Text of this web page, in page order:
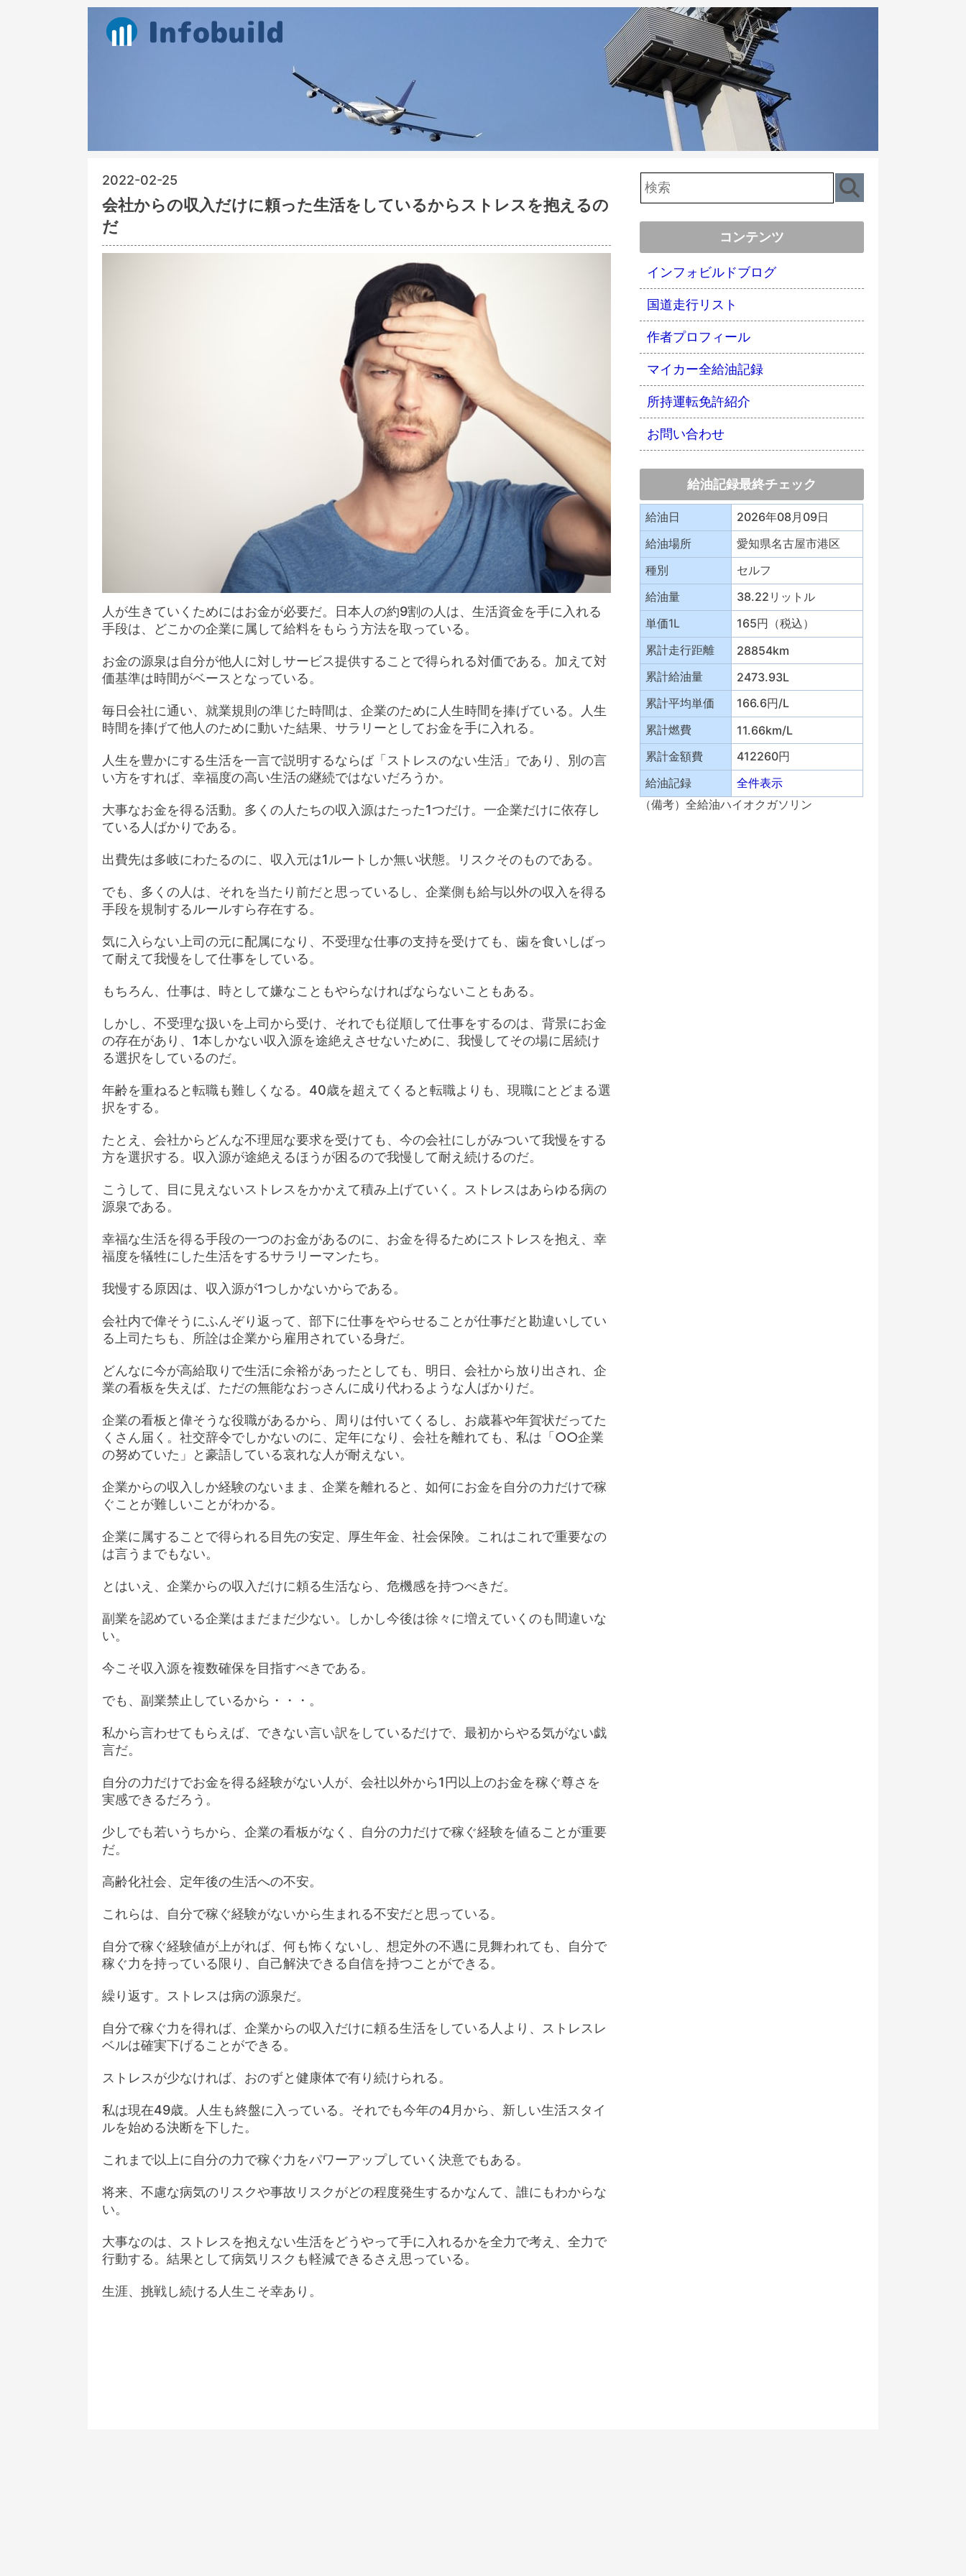
2022-02-25
会社からの収入だけに頼った生活をしているからストレスを抱えるの
だ
人が生きていくためにはお金が必要だ。日本人の約9割の人は、生活資金を手に入れる
手段は、どこかの企業に属して給料をもらう方法を取っている。
お金の源泉は自分が他人に対しサービス提供することで得られる対価である。加えて対
価基準は時間がベースとなっている。
毎日会社に通い、就業規則の準じた時間は、企業のために人生時間を捧げている。人生
時間を捧げて他人のために動いた結果、サラリーとしてお金を手に入れる。
人生を豊かにする生活を一言で説明するならば「ストレスのない生活」であり、別の言
い方をすれば、幸福度の高い生活の継続ではないだろうか。
大事なお金を得る活動。多くの人たちの収入源はたった1つだけ。一企業だけに依存し
ている人ばかりである。
出費先は多岐にわたるのに、収入元は1ルートしか無い状態。リスクそのものである。
でも、多くの人は、それを当たり前だと思っているし、企業側も給与以外の収入を得る
手段を規制するルールすら存在する。
気に入らない上司の元に配属になり、不受理な仕事の支持を受けても、歯を食いしばっ
て耐えて我慢をして仕事をしている。
もちろん、仕事は、時として嫌なこともやらなければならないこともある。
しかし、不受理な扱いを上司から受け、それでも従順して仕事をするのは、背景にお金
の存在があり、1本しかない収入源を途絶えさせないために、我慢してその場に居続け
る選択をしているのだ。
年齢を重ねると転職も難しくなる。40歳を超えてくると転職よりも、現職にとどまる選
択をする。
たとえ、会社からどんな不理屈な要求を受けても、今の会社にしがみついて我慢をする
方を選択する。収入源が途絶えるほうが困るので我慢して耐え続けるのだ。
こうして、目に見えないストレスをかかえて積み上げていく。ストレスはあらゆる病の
源泉である。
幸福な生活を得る手段の一つのお金があるのに、お金を得るためにストレスを抱え、幸
福度を犠牲にした生活をするサラリーマンたち。
我慢する原因は、収入源が1つしかないからである。
会社内で偉そうにふんぞり返って、部下に仕事をやらせることが仕事だと勘違いしてい
る上司たちも、所詮は企業から雇用されている身だ。
どんなに今が高給取りで生活に余裕があったとしても、明日、会社から放り出され、企
業の看板を失えば、ただの無能なおっさんに成り代わるような人ばかりだ。
企業の看板と偉そうな役職があるから、周りは付いてくるし、お歳暮や年賀状だってた
くさん届く。社交辞令でしかないのに、定年になり、会社を離れても、私は「○○企業
の努めていた」と豪語している哀れな人が耐えない。
企業からの収入しか経験のないまま、企業を離れると、如何にお金を自分の力だけで稼
ぐことが難しいことがわかる。
企業に属することで得られる目先の安定、厚生年金、社会保険。これはこれで重要なの
は言うまでもない。
とはいえ、企業からの収入だけに頼る生活なら、危機感を持つべきだ。
副業を認めている企業はまだまだ少ない。しかし今後は徐々に増えていくのも間違いな
い。
今こそ収入源を複数確保を目指すべきである。
でも、副業禁止しているから・・・。
私から言わせてもらえば、できない言い訳をしているだけで、最初からやる気がない戯
言だ。
自分の力だけでお金を得る経験がない人が、会社以外から1円以上のお金を稼ぐ尊さを
実感できるだろう。
少しでも若いうちから、企業の看板がなく、自分の力だけで稼ぐ経験を値ることが重要
だ。
高齢化社会、定年後の生活への不安。
これらは、自分で稼ぐ経験がないから生まれる不安だと思っている。
自分で稼ぐ経験値が上がれば、何も怖くないし、想定外の不遇に見舞われても、自分で
稼ぐ力を持っている限り、自己解決できる自信を持つことができる。
繰り返す。ストレスは病の源泉だ。
自分で稼ぐ力を得れば、企業からの収入だけに頼る生活をしている人より、ストレスレ
ベルは確実下げることができる。
ストレスが少なければ、おのずと健康体で有り続けられる。
私は現在49歳。人生も終盤に入っている。それでも今年の4月から、新しい生活スタイ
ルを始める決断を下した。
これまで以上に自分の力で稼ぐ力をパワーアップしていく決意でもある。
将来、不慮な病気のリスクや事故リスクがどの程度発生するかなんて、誰にもわからな
い。
大事なのは、ストレスを抱えない生活をどうやって手に入れるかを全力で考え、全力で
行動する。結果として病気リスクも軽減できるさえ思っている。
生涯、挑戦し続ける人生こそ幸あり。
コンテンツ
インフォビルドブログ
国道走行リスト
作者プロフィール
マイカー全給油記録
所持運転免許紹介
お問い合わせ
給油記録最終チェック
給油日
2026年08月09日
給油場所
愛知県名古屋市港区
種別
セルフ
給油量
38.22リットル
単価1L
165円（税込）
累計走行距離
28854km
累計給油量
2473.93L
累計平均単価
166.6円/L
累計燃費
11.66km/L
累計金額費
412260円
給油記録
全件表示
（備考）全給油ハイオクガソリン